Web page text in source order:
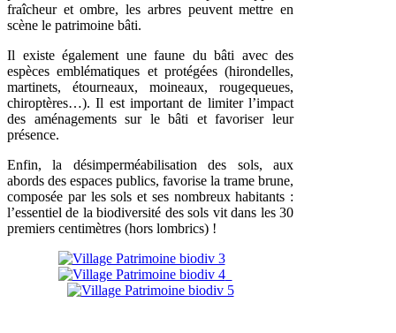
fraîcheur et ombre, les arbres peuvent mettre en
scène le patrimoine bâti.
Il existe également une faune du bâti avec des
espèces emblématiques et protégées (hirondelles,
martinets, étourneaux, moineaux, rougequeues,
chiroptères…). Il est important de limiter l’impact
des aménagements sur le bâti et favoriser leur
présence.
Enfin, la désimperméabilisation des sols, aux
abords des espaces publics, favorise la trame brune,
composée par les sols et ses nombreux habitants :
l’essentiel de la biodiversité des sols vit dans les 30
premiers centimètres (hors lombrics) !